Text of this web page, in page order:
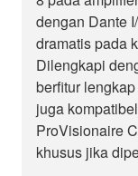
dengan Dante
dramatis pada
Dilengkapi
berfitur
juga
ProVisionaire
khusus jika